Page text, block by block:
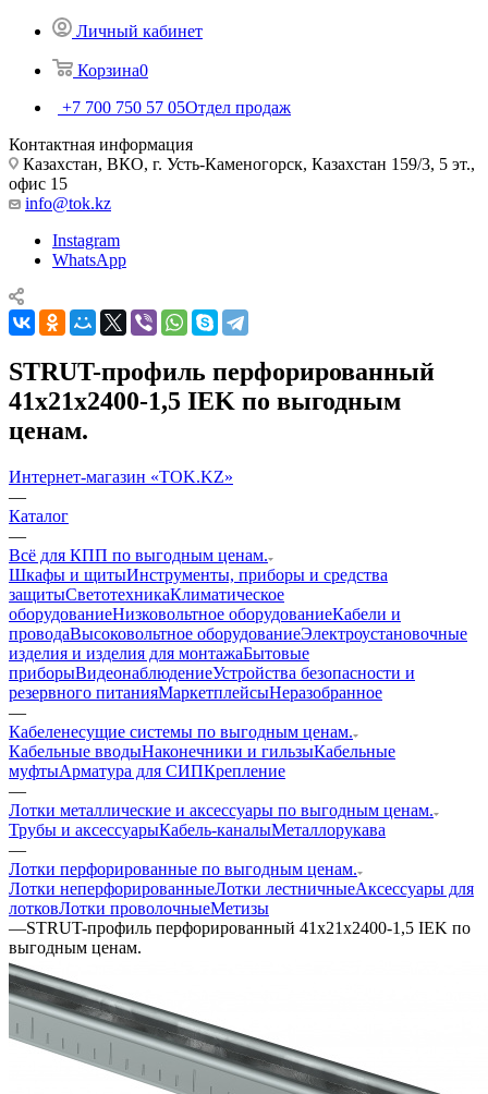
Личный кабинет
Корзина0
+7 700 750 57 05Отдел продаж
Контактная информация
Казахстан, ВКО, г. Усть-Каменогорск, Казахстан 159/3, 5 эт.,
офис 15
info@tok.kz
Instagram
WhatsApp
STRUT-профиль перфорированный
41х21х2400-1,5 IEK по выгодным
ценам.
Интернет-магазин «TOK.KZ»
—
Каталог
—
Всё для КПП по выгодным ценам.
Шкафы и щитыИнструменты, приборы и средства
защитыСветотехникаКлиматическое
оборудованиеНизковольтное оборудованиеКабели и
проводаВысоковольтное оборудованиеЭлектроустановочные
изделия и изделия для монтажаБытовые
приборыВидеонаблюдениеУстройства безопасности и
резервного питанияМаркетплейсыНеразобранное
—
Кабеленесущие системы по выгодным ценам.
Кабельные вводыНаконечники и гильзыКабельные
муфтыАрматура для СИПКрепление
—
Лотки металлические и аксессуары по выгодным ценам.
Трубы и аксессуарыКабель-каналыМеталлорукава
—
Лотки перфорированные по выгодным ценам.
Лотки неперфорированныеЛотки лестничныеАксессуары для
лотковЛотки проволочныеМетизы
—STRUT-профиль перфорированный 41х21х2400-1,5 IEK по
выгодным ценам.